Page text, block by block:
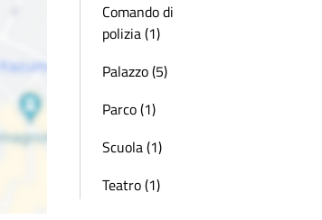
Comando di
polizia (1)
Palazzo (5)
Parco (1)
Scuola (1)
Teatro (1)